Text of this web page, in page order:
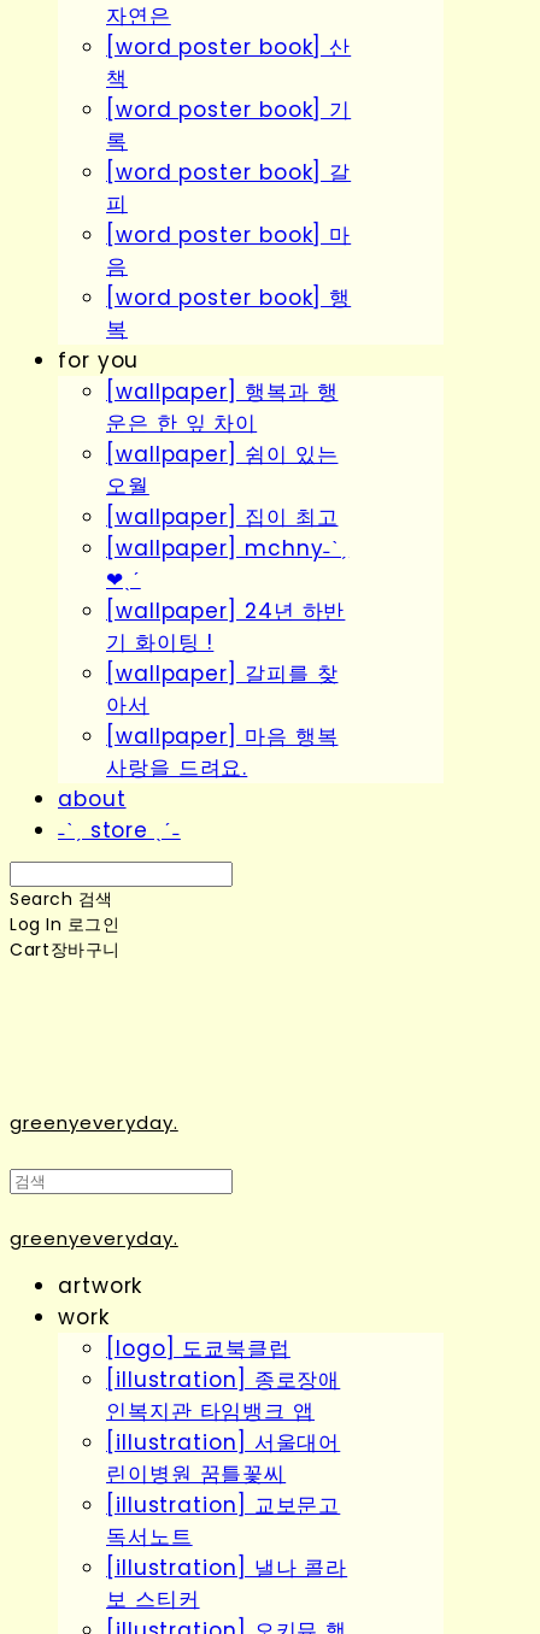
자연은
[word poster book] 산
책
[word poster book] 기
록
[word poster book] 갈
피
[word poster book] 마
음
[word poster book] 행
복
for you
[wallpaper] 행복과 행
운은 한 잎 차이
[wallpaper] 쉼이 있는
오월
[wallpaper] 집이 최고
[wallpaper] mchny˗ˋˏ
❤︎ˎˊ
[wallpaper] 24년 하반
기 화이팅 !
[wallpaper] 갈피를 찾
아서
[wallpaper] 마음 행복
사랑을 드려요.
about
˗ˋˏ store ˎˊ˗
Search 검색
Log In 로그인
Cart장바구니
greenyeveryday.
greenyeveryday.
artwork
work
[logo] 도쿄북클럽
[illustration] 종로장애
인복지관 타임뱅크 앱
[illustration] 서울대어
린이병원 꿈틀꽃씨
[illustration] 교보문고
독서노트
[illustration] 낼나 콜라
보 스티커